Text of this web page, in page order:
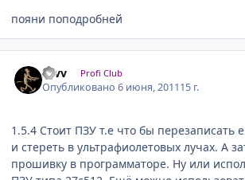
пояни поподробней
zvvv Profi Club
Опубликовано6 июня, 201115 г.
1.5.4 Стоит ПЗУ т.е что бы перезаписать
и стереть в ультрафиолетовых лучах. А
прошивку в программаторе. Ну или